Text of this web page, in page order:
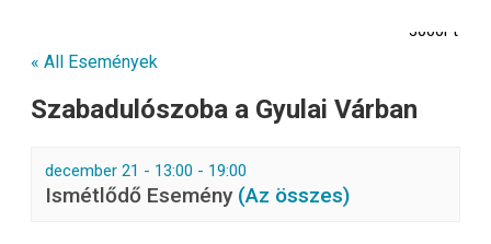
« All Események
Szabadulószoba a Gyulai Várban
december 21 - 13:00 - 19:00
Ismétlődő Esemény (Az összes)
3000Ft